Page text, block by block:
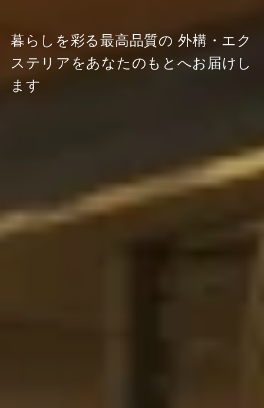
暮らしを彩る最高品質の 外構・エク
ステリアをあなたのもとへお届けし
ます